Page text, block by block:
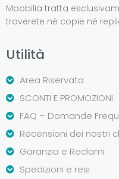
Moobilia tratta
troverete né copie né
Utilità
Area Riservata
SCONTI E PROMOZIONI
FAQ – Domande
Recensioni dei nostri
Garanzia e Reclami
Spedizioni e resi